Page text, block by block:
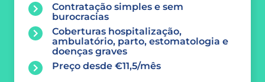
Contratação simples e sem
burocracias
Coberturas hospitalização,
ambulatório, parto, estomatologia e
doenças graves
Preço desde €11,5/mês